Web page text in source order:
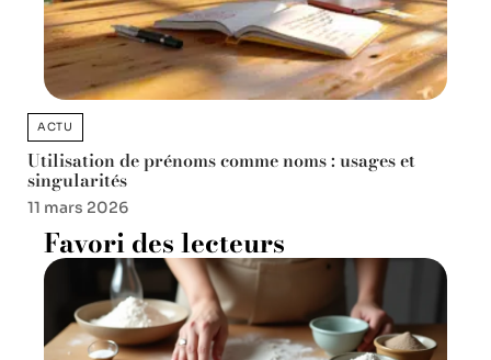
ACTU
Utilisation de prénoms comme noms : usages et
singularités
11 mars 2026
Favori des lecteurs